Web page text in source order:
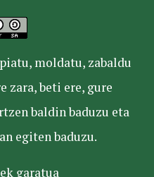
moldatu, zabaldu
zara, beti ere, gure
baldin baduzu eta
egiten baduzu.
garatua